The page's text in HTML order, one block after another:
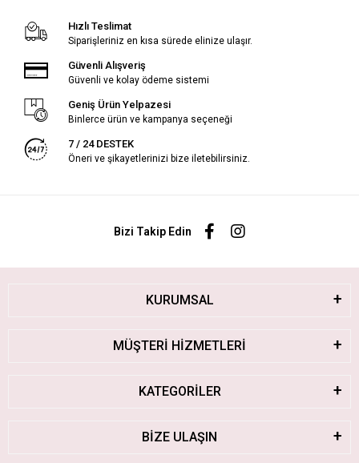
Hızlı Teslimat
Siparişleriniz en kısa sürede elinize ulaşır.
Güvenli Alışveriş
Güvenli ve kolay ödeme sistemi
Geniş Ürün Yelpazesi
Binlerce ürün ve kampanya seçeneği
7 / 24 DESTEK
Öneri ve şikayetlerinizi bize iletebilirsiniz.
Bizi Takip Edin
KURUMSAL
MÜŞTERİ HİZMETLERİ
KATEGORİLER
BİZE ULAŞIN